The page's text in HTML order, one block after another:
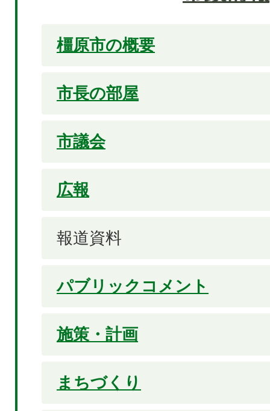
橿原市の概要
市長の部屋
市議会
広報
報道資料
パブリックコメント
施策・計画
まちづくり